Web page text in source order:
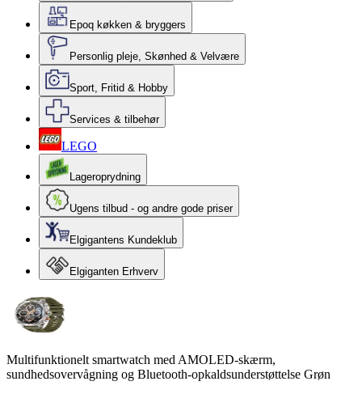
Epoq køkken & bryggers
Personlig pleje, Skønhed & Velvære
Sport, Fritid & Hobby
Services & tilbehør
LEGO
Lageroprydning
Ugens tilbud - og andre gode priser
Elgigantens Kundeklub
Elgiganten Erhverv
Multifunktionelt smartwatch med AMOLED-skærm,
sundhedsovervågning og Bluetooth-opkaldsunderstøttelse Grøn